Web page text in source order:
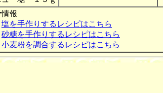
報
塩を手作りするレシピはこちら
砂糖を手作りするレシピはこちら
小麦粉を調合するレシピはこちら